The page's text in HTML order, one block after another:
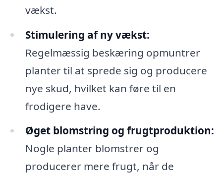
vækst.
Stimulering af ny vækst:
Regelmæssig beskæring opmuntrer
planter til at sprede sig og producere
nye skud, hvilket kan føre til en
frodigere have.
Øget blomstring og frugtproduktion:
Nogle planter blomstrer og
producerer mere frugt, når de